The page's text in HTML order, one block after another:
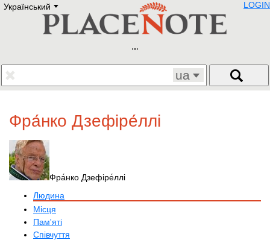
Український E
Deutsch
Francais
Polski
Eestikeelne
LOGIN
ua
Фра́нко Дзефіре́ллі
Фра́нко Дзефіре́ллі
Людина
Місця
Пам'яті
Співчуття